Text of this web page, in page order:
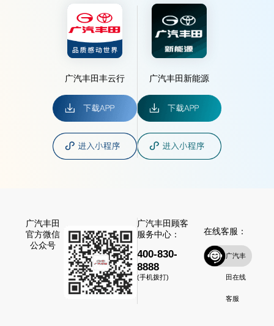
广汽丰田丰云行 广汽丰田新能源
广汽丰田
官方微信
公众号
广汽丰田顾客
服务中心：
400-830-
8888
(手机拨打)
在线客服：
广汽丰
田在线
客服